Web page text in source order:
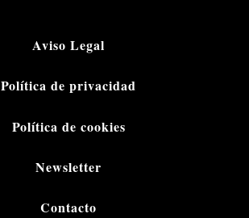
Aviso Legal
Política de privacidad
Política de cookies
Newsletter
Contacto